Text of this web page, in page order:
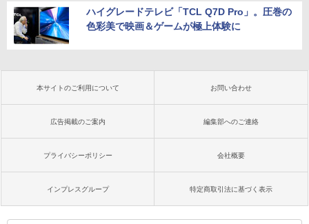
ハイグレードテレビ「TCL Q7D Pro」。圧巻の
色彩美で映画＆ゲームが極上体験に
本サイトのご利用について お問い合わせ
広告掲載のご案内 編集部へのご連絡
プライバシーポリシー 会社概要
インプレスグループ 特定商取引法に基づく表示